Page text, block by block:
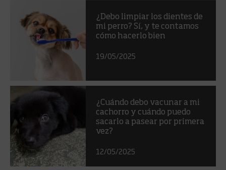
¿Debo limpiar los dientes de
mi perro? Sí, y te contamos
cómo hacerlo bien
19/05/2025
¿Cuándo debo vacunar a mi
cachorro y cuándo puedo
sacarlo a pasear por primera
vez?
12/05/2025